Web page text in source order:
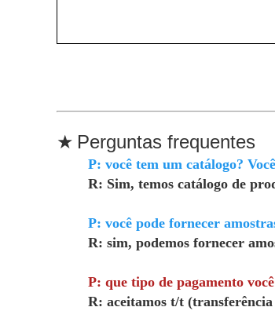
★ Perguntas frequentes
P: você tem um catálogo?
R: Sim, temos catálogo de
P: você pode fornecer
R: sim, podemos fornecer
P: que tipo de pagamento
R: aceitamos t/t